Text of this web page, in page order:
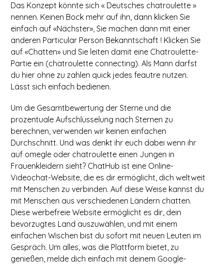
Das Konzept könnte sich « Deutsches chatroulette »
nennen. Keinen Bock mehr auf ihn, dann klicken Sie
einfach auf «Nächster», Sie machen dann mit einer
anderen Particular Person Bekanntschaft ! Klicken Sie
auf «Chatten» und Sie leiten damit eine Chatroulette-
Partie ein (chatroulette connecting). Als Mann darfst
du hier ohne zu zahlen quick jedes feautre nutzen.
Lässt sich einfach bedienen.
Um die Gesamtbewertung der Sterne und die
prozentuale Aufschlüsselung nach Sternen zu
berechnen, verwenden wir keinen einfachen
Durchschnitt. Und was denkt ihr euch dabei wenn ihr
auf omegle oder chatroulette einen Jungen in
Frauenkleidern sieht? ChatHub ist eine Online-
Videochat-Website, die es dir ermöglicht, dich weltweit
mit Menschen zu verbinden. Auf diese Weise kannst du
mit Menschen aus verschiedenen Ländern chatten.
Diese werbefreie Website ermöglicht es dir, dein
bevorzugtes Land auszuwählen, und mit einem
einfachen Wischen bist du sofort mit neuen Leuten im
Gespräch. Um alles, was die Plattform bietet, zu
genießen, melde dich einfach mit deinem Google-